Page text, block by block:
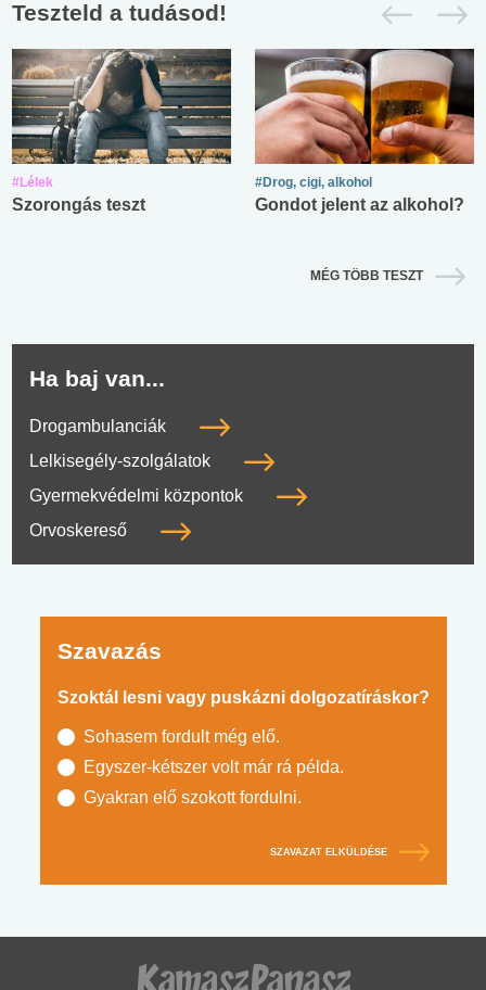
Teszteld a tudásod!
#Lélek
Szorongás teszt
#Drog, cigi, alkohol
Gondot jelent az alkohol?
MÉG TÖBB TESZT
Ha baj van...
Drogambulanciák
Lelkisegély-szolgálatok
Gyermekvédelmi központok
Orvoskereső
Szavazás
Szoktál lesni vagy puskázni dolgozatíráskor?
Sohasem fordult még elő.
Egyszer-kétszer volt már rá példa.
Gyakran elő szokott fordulni.
SZAVAZAT ELKÜLDÉSE